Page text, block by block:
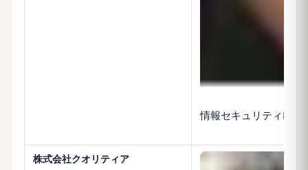
情報セキュリティ
株式会社クオリティア